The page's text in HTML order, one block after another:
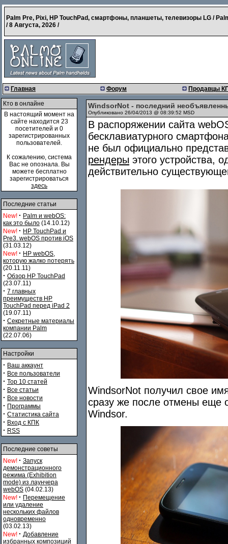
Palm Pre, Pixi, HP TouchPad, смартфоны, планшеты, телевизоры LG /
/8 Августа, 2026 /
Главная Форум Продавцы
Кто в онлайне
В настоящий момент на
сайте находится 23
посетителей и 0
зарегистрированных
пользователей.
К сожалению, система
Вас не опознала. Вы
можете бесплатно
зарегистрироваться
здесь
Последние статьи
New! · Palm и webOS:
как это было (14.10.12)
New! · HP TouchPad и
Pre3. webOS против iOS
(31.03.12)
New! · HP webOS,
которую жалко потерять
(20.11.11)
· Обзор HP TouchPad
(23.07.11)
· 7 главных
преимуществ HP
TouchPad перед iPad 2
(19.07.11)
· Секретные материалы
компании Palm
(22.07.06)
Настройки
· Ваш аккаунт
· Все пользователи
· Top 10 статей
· Все статьи
· Все новости
· Программы
· Статистика сайта
· Вход с КПК
· RSS
Последние советы
New! · Запуск
демонстрационного
режима (Exhibition
mode) из лаунчера
webOS (04.02.13)
New! · Перемещение
или удаление
нескольких файлов
одновременно
(03.02.13)
New! · Добавление
избранных композиций
WindsorNot - последний
Опубликовано 26/04/2013 @ 08:39:52 MSD
В распоряжении сайта
бесклавиатурного
не был официально
рендеры этого устройства,
действительно
WindsorNot получил свое
сразу же после отмены еще
Windsor.